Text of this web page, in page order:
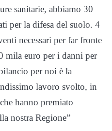
sanitarie, abbiamo 30
per la difesa del suolo. 4
necessari per far fronte
mila euro per i danni per
per noi è la
lavoro svolto, in
hanno premiato
nostra Regione”